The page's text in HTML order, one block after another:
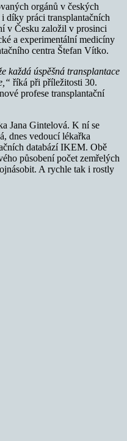
orgánů v českých
díky práci transplantačních
v Česku založil v prosinci
a experimentální medicíny
centra Štefan Vítko.
každá úspěšná transplantace
říká při příležitosti 30.
profese transplantační
Jana Gintelová. K ní se
dnes vedoucí lékařka
databází IKEM. Obě
působení počet zemřelých
A rychle tak i rostly